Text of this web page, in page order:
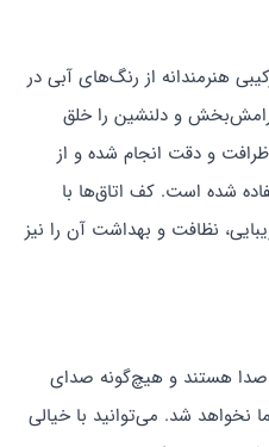
هنرمندانه از رنگ‌های آبی در
و دلنشین را خلق
و دقت انجام شده و از
شده است. کف اتاق‌ها با
نظافت و بهداشت آن را نیز
صدا هستند و هیچ‌گونه صدای
شد. می‌توانید با خیالی